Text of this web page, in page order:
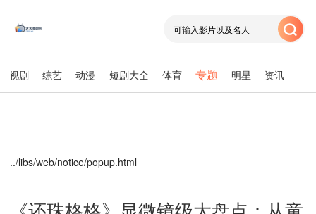
视剧 综艺 动漫 短剧大全 体育 专题 明星 资讯
../libs/web/notice/popup.html